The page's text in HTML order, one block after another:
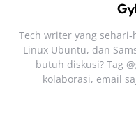
Tech writer yang
Linux Ubuntu, dan
butuh diskusi? Tag
kolaborasi, email